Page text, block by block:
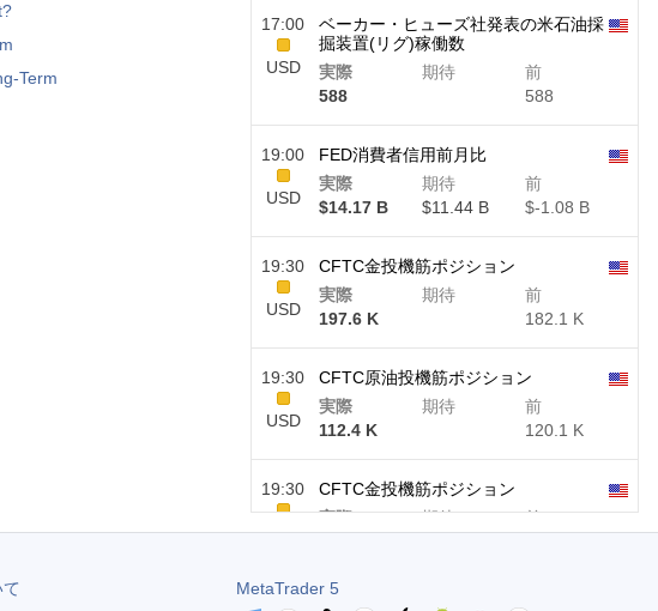
Term
17:00
USD
ベーカー・ヒューズ社発表の米石油採
掘装置(リグ)稼働数
実際
588
期待
前
588
19:00
USD
FED消費者信用前月比
実際
$​14.17 B
期待
$​11.44 B
前
$​-1.08 B
19:30
USD
CFTC金投機筋ポジション
実際
197.6 K
期待
前
182.1 K
19:30
USD
CFTC原油投機筋ポジション
実際
112.4 K
期待
前
120.1 K
19:30
USD
CFTC金投機筋ポジション
実際
期待
前
19:30
CFTC Nasdaq 100投機筋ポジション
MetaTrader 5